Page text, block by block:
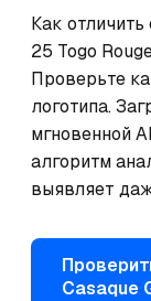
Как
25 Togo
Проверьте
логотипа.
мгновенной
алгоритм
выявляет
Casaque